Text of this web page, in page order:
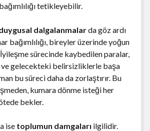
tetikleyebilir.
dalgalanmalarda göz ardı
bağımlılığı, bireyler üzerinde yoğun
sürecinde kaybedilen paralar,
ve gelecekteki belirsizliklerle başa
bu süreci daha da zorlaştırır. Bu
kumara dönme isteği her
bekler.
ise toplumun damgaları ilgilidir.